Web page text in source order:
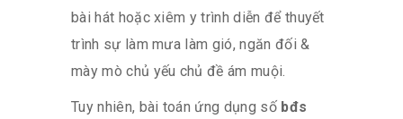
bài hát hoặc xiêm y trình diễn để thuyết
trình sự làm mưa làm gió, ngăn đối &
mày mò chủ yếu chủ đề ám muội.
Tuy nhiên, bài toán ứng dụng số bđs